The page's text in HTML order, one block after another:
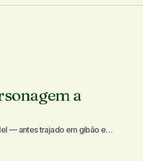
a
— antes trajado em gibão e…